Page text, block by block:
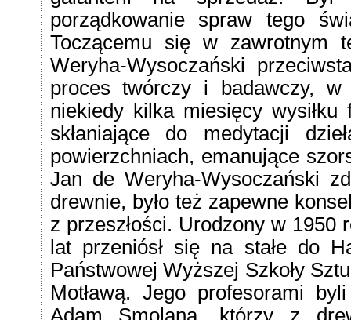
porządkowanie spraw tego
Toczącemu się w zawrotnym
Weryha-Wysoczański
proces twórczy i badawczy, w
niekiedy kilka miesięcy wysiłku
skłaniające do medytacji
powierzchniach, emanujące
Jan de Weryha-Wysoczański
drewnie, było też zapewne
z przeszłości. Urodzony w
lat przeniósł się na stałe do
Państwowej Wyższej Szkoły
Motławą. Jego profesorami
Adam Smolana, którzy z